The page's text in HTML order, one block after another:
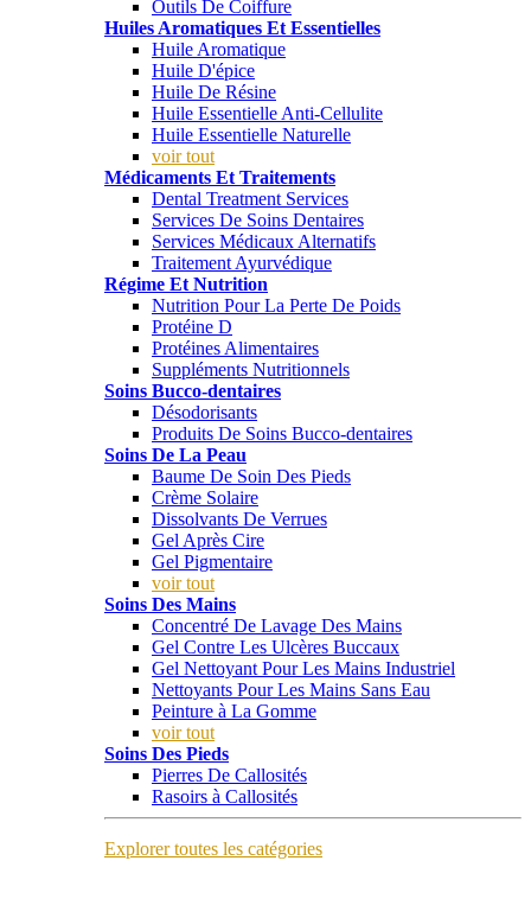
Outils De Coiffure
Huiles Aromatiques Et Essentielles
Huile Aromatique
Huile D'épice
Huile De Résine
Huile Essentielle Anti-Cellulite
Huile Essentielle Naturelle
voir tout
Médicaments Et Traitements
Dental Treatment Services
Services De Soins Dentaires
Services Médicaux Alternatifs
Traitement Ayurvédique
Régime Et Nutrition
Nutrition Pour La Perte De Poids
Protéine D
Protéines Alimentaires
Suppléments Nutritionnels
Soins Bucco-dentaires
Désodorisants
Produits De Soins Bucco-dentaires
Soins De La Peau
Baume De Soin Des Pieds
Crème Solaire
Dissolvants De Verrues
Gel Après Cire
Gel Pigmentaire
voir tout
Soins Des Mains
Concentré De Lavage Des Mains
Gel Contre Les Ulcères Buccaux
Gel Nettoyant Pour Les Mains Industriel
Nettoyants Pour Les Mains Sans Eau
Peinture à La Gomme
voir tout
Soins Des Pieds
Pierres De Callosités
Rasoirs à Callosités
Explorer toutes les catégories